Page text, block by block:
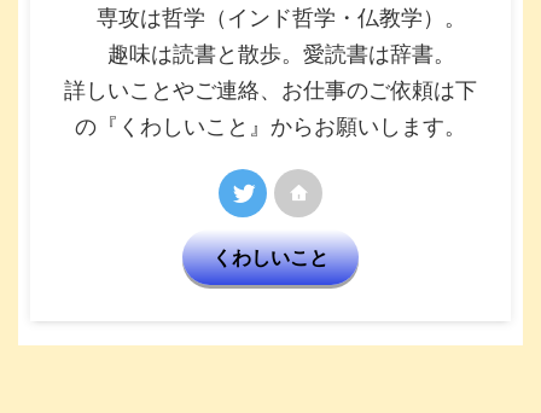
専攻は哲学（インド哲学・仏教学）。
趣味は読書と散歩。愛読書は辞書。
詳しいことやご連絡、お仕事のご依頼は下
の『くわしいこと』からお願いします。
くわしいこと